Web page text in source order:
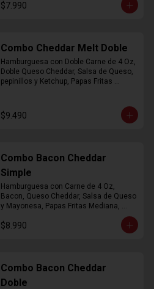
$7.990
Combo Cheddar Melt Doble
Hamburguesa con Doble Carne de 4 Oz,
Doble Queso Cheddar, Salsa de Queso,
pepinillos y Ketchup, Papas Fritas
$9.490
Combo Bacon Cheddar
Simple
Hamburguesa con Carne de 4 Oz,
Bacon, Queso Cheddar, Salsa de Queso
y Mayonesa, Papas Fritas Mediana,
$8.990
Combo Bacon Cheddar
Doble